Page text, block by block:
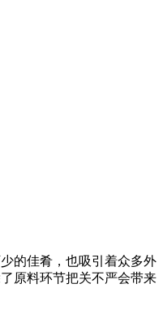
的佳肴，也吸引着众多外
原料环节把关不严会带来